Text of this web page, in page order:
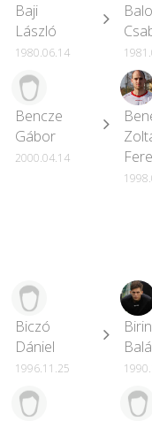
Baji
László
1980.06.14
Bencze
Gábor
2000.04.14
Biczó
Dániel
1996.11.25